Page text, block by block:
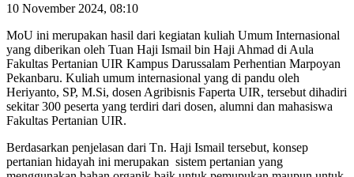
10 November 2024, 08:10
MoU ini merupakan hasil dari kegiatan kuliah Umum Internasional
yang diberikan oleh Tuan Haji Ismail bin Haji Ahmad di Aula
Fakultas Pertanian UIR Kampus Darussalam Perhentian Marpoyan
Pekanbaru. Kuliah umum internasional yang di pandu oleh
Heriyanto, SP, M.Si, dosen Agribisnis Faperta UIR, tersebut dihadiri
sekitar 300 peserta yang terdiri dari dosen, alumni dan mahasiswa
Fakultas Pertanian UIR.
Berdasarkan penjelasan dari Tn. Haji Ismail tersebut, konsep
pertanian hidayah ini merupakan sistem pertanian yang